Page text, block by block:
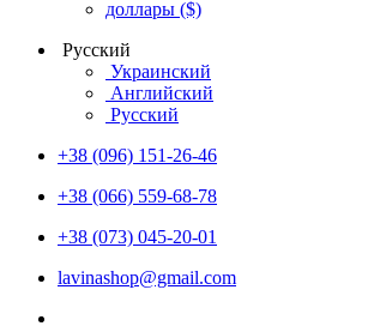
доллары ($)
Русский
Украинский
Английский
Русский
+38 (096) 151-26-46
+38 (066) 559-68-78
+38 (073) 045-20-01
lavinashop@gmail.com